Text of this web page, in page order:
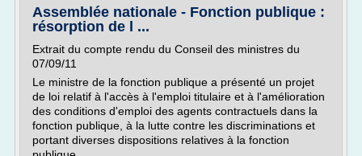
Assemblée nationale - Fonction publique :
résorption de l ...
Extrait du compte rendu du Conseil des ministres du
07/09/11
Le ministre de la fonction publique a présenté un projet
de loi relatif à l'accès à l'emploi titulaire et à l'amélioration
des conditions d'emploi des agents contractuels dans la
fonction publique, à la lutte contre les discriminations et
portant diverses dispositions relatives à la fonction